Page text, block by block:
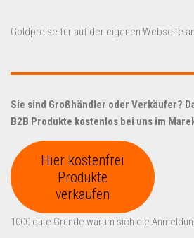
Goldpreise für auf der eigenen Webseite
Sie sind Großhändler oder Verkäufer?
B2B Produkte kostenlos bei uns im
Hier kostenfrei
Produkte
verkaufen
1000 gute Gründe warum sich die